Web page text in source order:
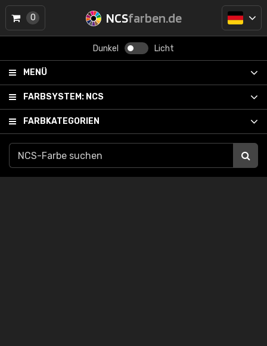
NCSfarben.de
Dunkel Licht
MENÜ
FARBSYSTEM: NCS
FARBKATEGORIEN
0